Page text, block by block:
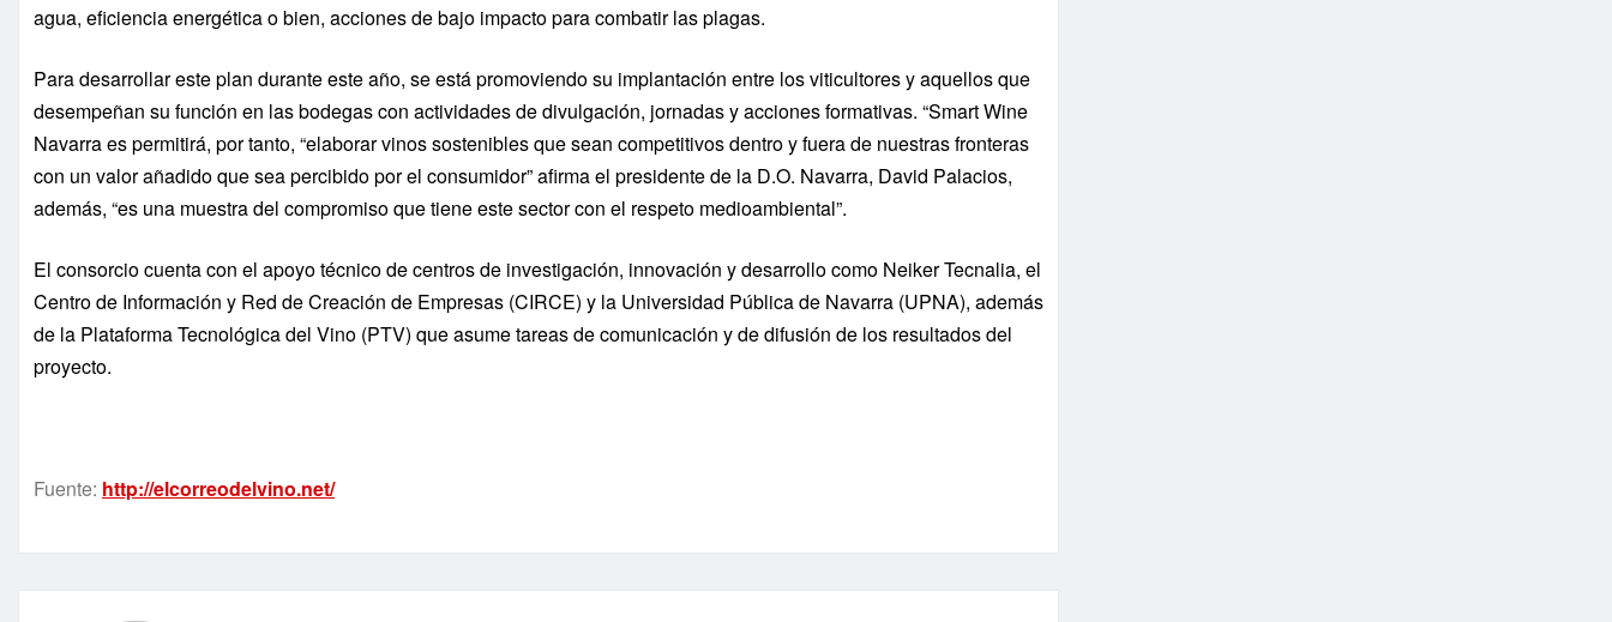
agua, eficiencia energética o bien, acciones de bajo impacto para combatir las plagas.
Para desarrollar este plan durante este año, se está promoviendo su implantación entre los viticultores y aquellos que
desempeñan su función en las bodegas con actividades de divulgación, jornadas y acciones formativas. “Smart Wine
Navarra es permitirá, por tanto, “elaborar vinos sostenibles que sean competitivos dentro y fuera de nuestras fronteras
con un valor añadido que sea percibido por el consumidor” afirma el presidente de la D.O. Navarra, David Palacios,
además, “es una muestra del compromiso que tiene este sector con el respeto medioambiental”.
El consorcio cuenta con el apoyo técnico de centros de investigación, innovación y desarrollo como Neiker Tecnalia, el
Centro de Información y Red de Creación de Empresas (CIRCE) y la Universidad Pública de Navarra (UPNA), además
de la Plataforma Tecnológica del Vino (PTV) que asume tareas de comunicación y de difusión de los resultados del
proyecto.
Fuente: http://elcorreodelvino.net/